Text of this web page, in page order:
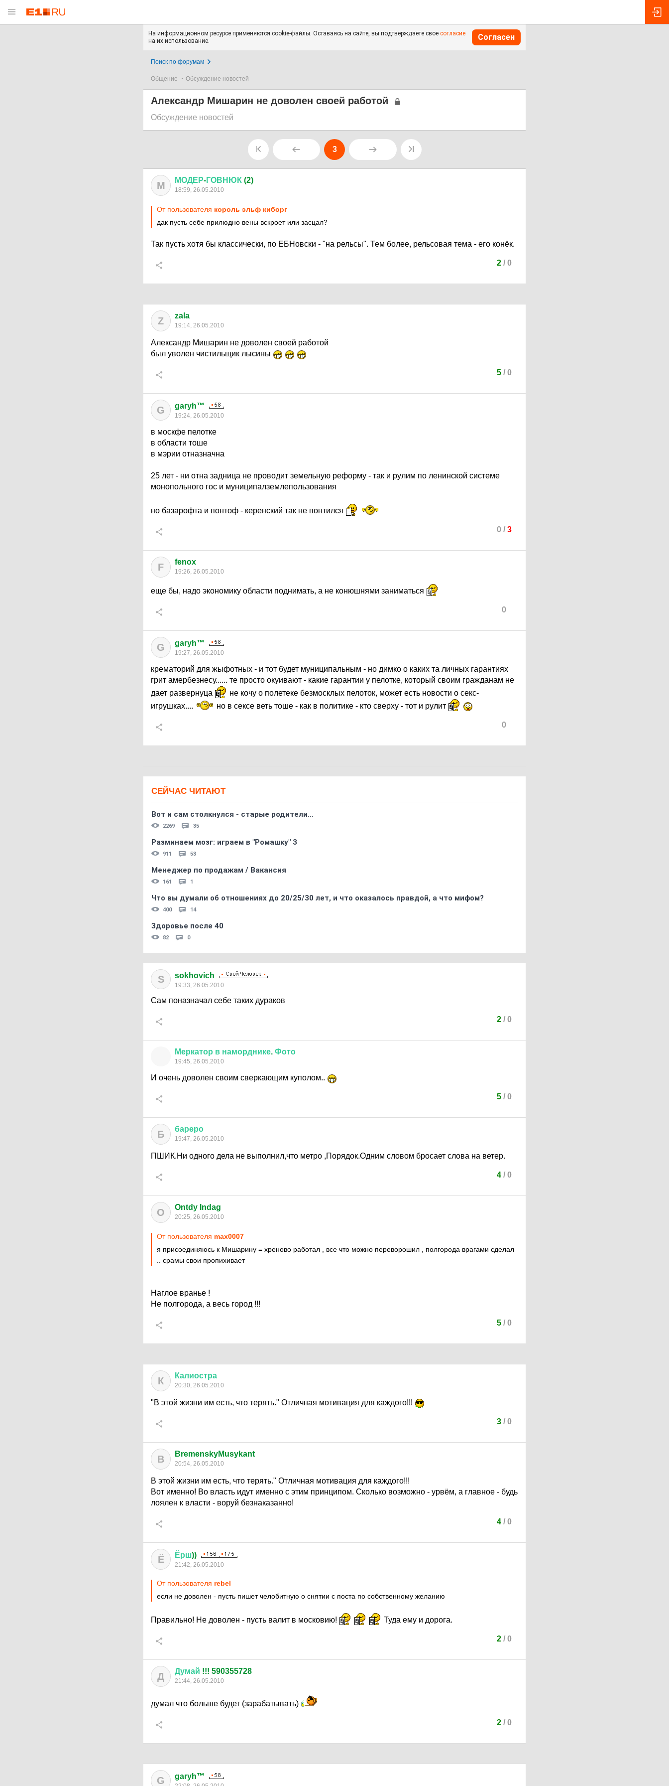
На информационном ресурсе применяются cookie-файлы. Оставаясь на сайте, вы подтверждаете свое согласие
на их использование.
Согласен
Поиск по форумам
Общение Обсуждение новостей
Александр Мишарин не доволен своей работой
Обсуждение новостей
3
М МОДЕР-ГОВНЮК (2)
18:59, 26.05.2010
От пользователя король эльф киборг
дак пусть себе прилюдно вены вскроет или засцал?
Так пусть хотя бы классически, по ЕБНовски - "на рельсы". Тем более, рельсовая тема - его конёк.
2/ 0
Z zala
19:14, 26.05.2010
Александр Мишарин не доволен своей работой
был уволен чистильщик лысины
5/ 0
G garyh™
19:24, 26.05.2010
в москфе пелотке
в области тоше
в мэрии отназначна
25 лет - ни отна задница не проводит земельную реформу - так и рулим по ленинской системе
монопольного гос и муниципалземлепользования
но базарофта и понтоф - керенский так не понтился
0 / 3
F fenox
19:26, 26.05.2010
еще бы, надо экономику области поднимать, а не конюшнями заниматься
0
G garyh™
19:27, 26.05.2010
крематорий для жыфотных - и тот будет муниципальным - но димко о каких та личных гарантиях
грит амербезнесу...... те просто окуивают - какие гарантии у пелотке, который своим гражданам не
дает развернуца
не кочу о полетеке безмосклых пелоток, может есть новости о секс-
игрушках....
но в сексе веть тоше - как в политике - кто сверху - тот и рулит
0
СЕЙЧАС ЧИТАЮТ
Вот и сам столкнулся - старые родители...
2269 35
Разминаем мозг: играем в "Ромашку" 3
911 53
Менеджер по продажам / Вакансия
161 1
Что вы думали об отношениях до 20/25/30 лет, и что оказалось правдой, а что мифом?
400 14
Здоровье после 40
82 0
S sokhovich
19:33, 26.05.2010
Сам поназначал себе таких дураков
2/ 0
Меркатор в наморднике. Фото
19:45, 26.05.2010
И очень доволен своим сверкающим куполом..
5/ 0
Б бареро
19:47, 26.05.2010
ПШИК.Ни одного дела не выполнил,что метро ,Порядок.Одним словом бросает слова на ветер.
4/ 0
O Ontdy Indag
20:25, 26.05.2010
От пользователя max0007
я присоединяюсь к Мишарину = хреново работал , все что можно переворошил , полгорода врагами сделал
.. срамы свои пропихивает
Наглое вранье !
Не полгорода, а весь город !!!
5/ 0
К Калиостра
20:30, 26.05.2010
"В этой жизни им есть, что терять." Отличная мотивация для каждого!!!
3/ 0
B BremenskyMusykant
20:54, 26.05.2010
В этой жизни им есть, что терять." Отличная мотивация для каждого!!!
Вот именно! Во власть идут именно с этим принципом. Сколько возможно - урвём, а главное - будь
лоялен к власти - воруй безнаказанно!
4/ 0
Ё Ёрш))
21:42, 26.05.2010
От пользователя rebel
если не доволен - пусть пишет челобитную о снятии с поста по собственному желанию
Правильно! Не доволен - пусть валит в московию! Туда ему и дорога.
2/ 0
Д Думай !!! 590355728
21:44, 26.05.2010
думал что больше будет (зарабатывать)
2/ 0
G garyh™